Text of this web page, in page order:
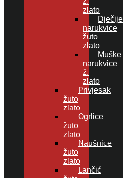
zlato
Dječije
narukvice
žuto
zlato
Muške
narukvice
ž.
zlato
Privjesak
žuto
zlato
Ogrlice
žuto
zlato
Naušnice
žuto
zlato
Lančić